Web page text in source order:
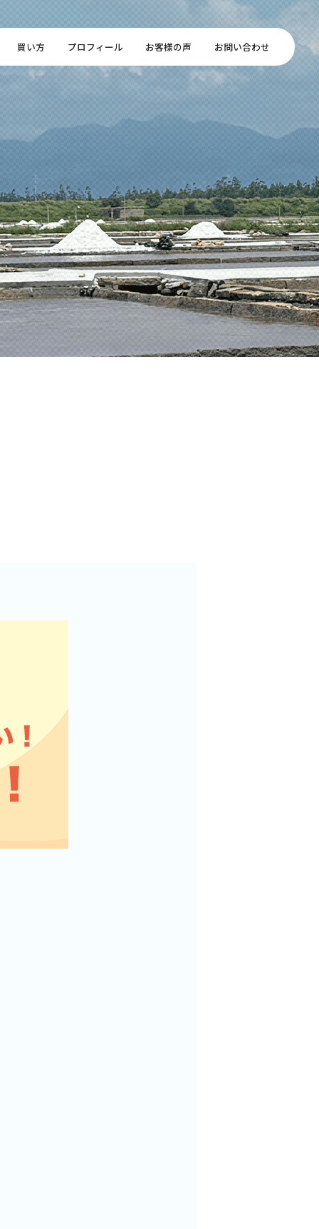
買い方 プロフィール お客様の声 お問い合わせ